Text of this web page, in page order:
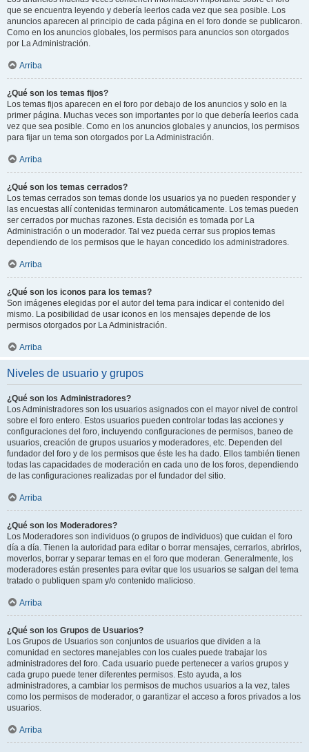
que se encuentra leyendo y debería leerlos cada vez que sea posible. Los
anuncios aparecen al principio de cada página en el foro donde se publicaron.
Como en los anuncios globales, los permisos para anuncios son otorgados
por La Administración.
Arriba
¿Qué son los temas fijos?
Los temas fijos aparecen en el foro por debajo de los anuncios y solo en la
primer página. Muchas veces son importantes por lo que debería leerlos cada
vez que sea posible. Como en los anuncios globales y anuncios, los permisos
para fijar un tema son otorgados por La Administración.
Arriba
¿Qué son los temas cerrados?
Los temas cerrados son temas donde los usuarios ya no pueden responder y
las encuestas allí contenidas terminaron automáticamente. Los temas pueden
ser cerrados por muchas razones. Esta decisión es tomada por La
Administración o un moderador. Tal vez pueda cerrar sus propios temas
dependiendo de los permisos que le hayan concedido los administradores.
Arriba
¿Qué son los iconos para los temas?
Son imágenes elegidas por el autor del tema para indicar el contenido del
mismo. La posibilidad de usar iconos en los mensajes depende de los
permisos otorgados por La Administración.
Arriba
Niveles de usuario y grupos
¿Qué son los Administradores?
Los Administradores son los usuarios asignados con el mayor nivel de control
sobre el foro entero. Estos usuarios pueden controlar todas las acciones y
configuraciones del foro, incluyendo configuraciones de permisos, baneo de
usuarios, creación de grupos usuarios y moderadores, etc. Dependen del
fundador del foro y de los permisos que éste les ha dado. Ellos también tienen
todas las capacidades de moderación en cada uno de los foros, dependiendo
de las configuraciones realizadas por el fundador del sitio.
Arriba
¿Qué son los Moderadores?
Los Moderadores son individuos (o grupos de individuos) que cuidan el foro
día a día. Tienen la autoridad para editar o borrar mensajes, cerrarlos, abrirlos,
moverlos, borrar y separar temas en el foro que moderan. Generalmente, los
moderadores están presentes para evitar que los usuarios se salgan del tema
tratado o publiquen spam y/o contenido malicioso.
Arriba
¿Qué son los Grupos de Usuarios?
Los Grupos de Usuarios son conjuntos de usuarios que dividen a la
comunidad en sectores manejables con los cuales puede trabajar los
administradores del foro. Cada usuario puede pertenecer a varios grupos y
cada grupo puede tener diferentes permisos. Esto ayuda, a los
administradores, a cambiar los permisos de muchos usuarios a la vez, tales
como los permisos de moderador, o garantizar el acceso a foros privados a los
usuarios.
Arriba